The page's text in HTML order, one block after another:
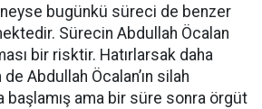
neyse bugünkü süreci de benzer
Sürecin Abdullah Öcalan
bir risktir. Hatırlarsak daha
Abdullah Öcalan’ın silah
başlamış ama bir süre sonra örgüt